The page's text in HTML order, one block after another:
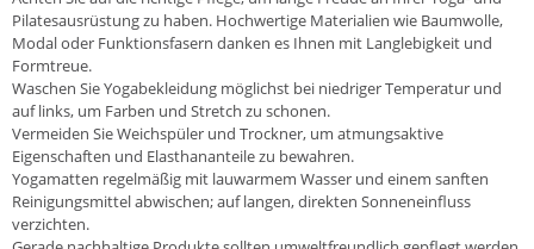
Pilatesausrüstung zu haben. Hochwertige Materialien wie Baumwolle,
Modal oder Funktionsfasern danken es Ihnen mit Langlebigkeit und
Formtreue.
Waschen Sie Yogabekleidung möglichst bei niedriger Temperatur und
auf links, um Farben und Stretch zu schonen.
Vermeiden Sie Weichspüler und Trockner, um atmungsaktive
Eigenschaften und Elasthananteile zu bewahren.
Yogamatten regelmäßig mit lauwarmem Wasser und einem sanften
Reinigungsmittel abwischen; auf langen, direkten Sonneneinfluss
verzichten.